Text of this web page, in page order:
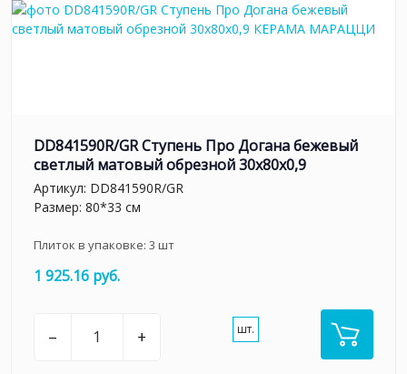
DD841590R/GR Ступень Про Догана бежевый
светлый матовый обрезной 30x80x0,9
Артикул: DD841590R/GR
Размер: 80*33 см
Плиток в упаковке: 3 шт
1 925.16 руб.
– + шт.